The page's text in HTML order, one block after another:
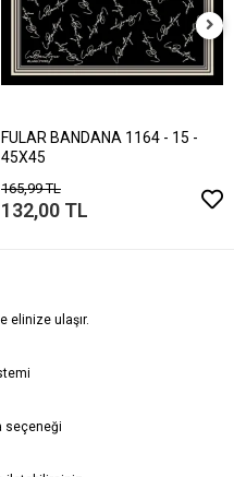
FULAR BANDANA 1164 - 15 -
45X45
165,99 TL
132,00 TL
elinize ulaşır.
seçeneği